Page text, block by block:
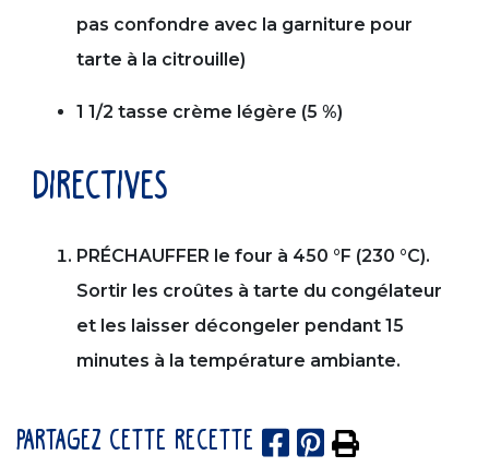
pas confondre avec la garniture pour
tarte à la citrouille)
1 1/2 tasse crème légère (5 %)
directives
PRÉCHAUFFER le four à 450 °F (230 °C).
Sortir les croûtes à tarte du congélateur
et les laisser décongeler pendant 15
minutes à la température ambiante.
PARTAGEZ CETTE RECETTE